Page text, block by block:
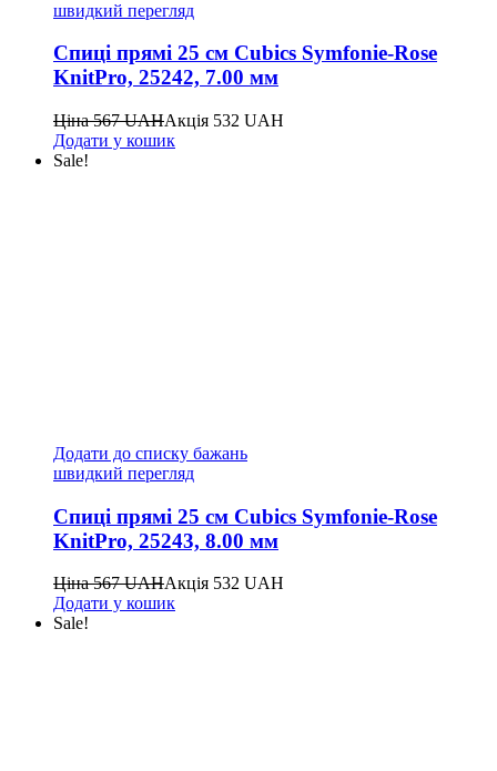
швидкий перегляд
Спиці прямі 25 см Cubics Symfonie-Rose
KnitPro, 25242, 7.00 мм
Ціна567UAHАкція 532 UAH
Додати у кошик
Sale!
Додати до списку бажань
швидкий перегляд
Спиці прямі 25 см Cubics Symfonie-Rose
KnitPro, 25243, 8.00 мм
Ціна567UAHАкція 532 UAH
Додати у кошик
Sale!